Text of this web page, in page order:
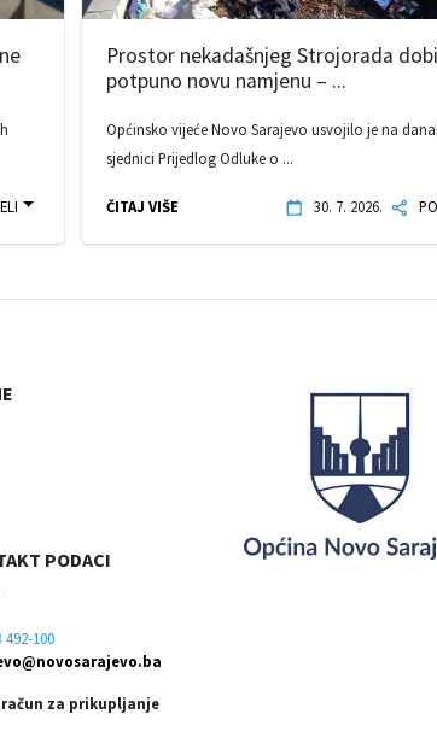
Prostor nekadašnjeg Strojorada
potpuno novu namjenu – ...
Općinsko vijeće Novo Sarajevo usvojilo je na
sjednici Prijedlog Odluke o ...
ČITAJ VIŠE 30. 7. 2026.
PODACI
492-100
za prikupljanje